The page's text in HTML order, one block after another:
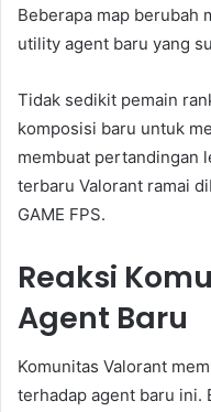
Beberapa map berubah
utility agent baru yang
Tidak sedikit pemain
komposisi baru untuk
membuat pertandingan
terbaru Valorant ramai
GAME FPS.
Reaksi
Agent Baru
Komunitas Valorant
terhadap agent baru ini.